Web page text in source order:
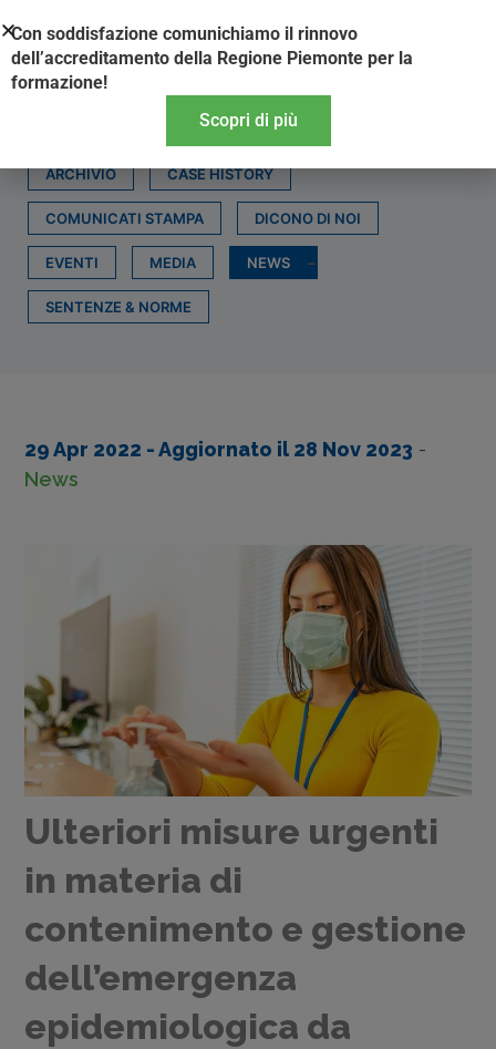
al
contenuto
ARCHIVIO CASE HISTORY
COMUNICATI STAMPA DICONO DI NOI
EVENTI MEDIA NEWS
SENTENZE & NORME
29 Apr 2022 - Aggiornato il 28 Nov 2023 -
News
Ulteriori misure urgenti
in materia di
contenimento e gestione
dell’emergenza
epidemiologica da
Con soddisfazione comunichiamo il rinnovo
dell’accreditamento della Regione Piemonte per la
formazione!
Scopri di più